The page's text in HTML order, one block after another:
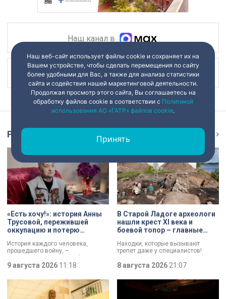
Наш канал в
Наш канал в
Репортаж Ещё
«Есть хочу!»: история Анны
Трусовой, пережившей
оккупацию и потерю
История каждого человека,
прошедшего войну, –
Сколько испытаний выпало на
тыла, солдат, женщин и, конечно
же, детей. Три года скитаний,
потеря близких, голод – в 12 лет
9 августа 2026 11:18
В Старой Ладоге археологи
нашли крест XI века и
боевой топор – главные
Находки, которые вызывают
трепет даже у специалистов!
тысячи лет и боевой топор – вот
экспедиции в Старой Ладоге в
8 августа 202621:07
Наш веб-сайт использует файлы cookie и сохраняет их на
Вашем устройстве, чтобы сделать перемещения по сайту
более удобными для Вас, а также для анализа статистики
сайта и содействия нашей маркетинговой деятельности.
Продолжая просмотр этого сайта, Вы соглашаетесь на
обработку файлов cookie в соответствии с Политикой
использования АО «ГАТР» файлов cookie.
Принять